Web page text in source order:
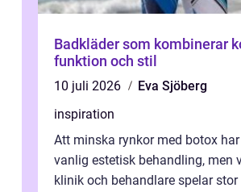
Badkläder som kombinerar
funktion och stil
10 juli 2026
Eva Sjöberg
inspiration
Att minska rynkor med botox
vanlig estetisk behandling, men
klinik och behandlare spelar